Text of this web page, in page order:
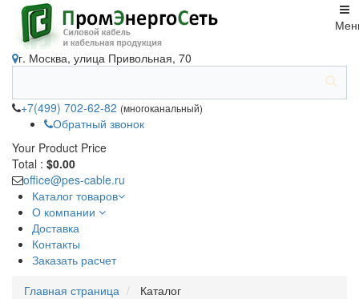
г. Москва, улица Привольная, 70
+7(499) 702-62-82 (многоканальный)
Обратный звонок
Your Product Price
Total : $0.00
office@pes-cable.ru
Каталог товаров
О компании
Доставка
Контакты
Заказать расчет
Главная страница Каталог